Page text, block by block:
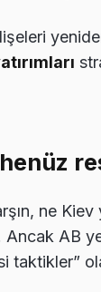
ne
AB
taktikler”